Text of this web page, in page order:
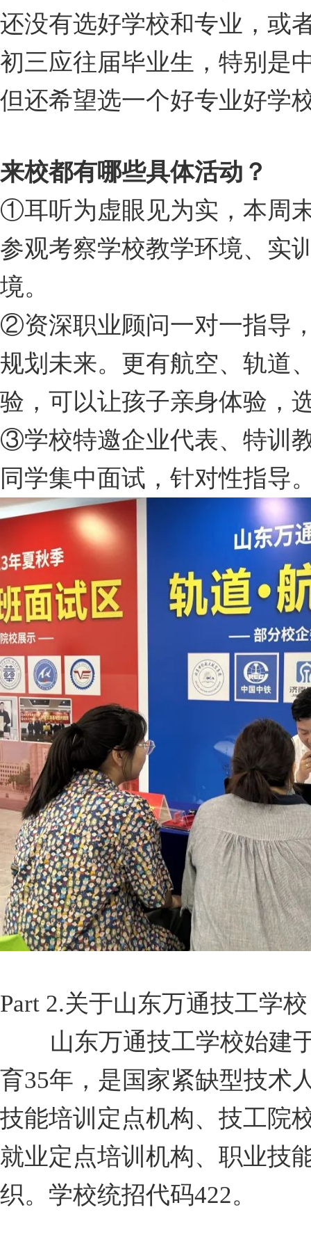
还没有选好学校和专业，或
初三应往届毕业生，特别是
但还希望选一个好专业好学
来校都有哪些具体活动？
①耳听为虚眼见为实，本周
参观考察学校教学环境、实
境。
②资深职业顾问一对一指导
规划未来。更有航空、轨道
验，可以让孩子亲身体验，
③学校特邀企业代表、特训
同学集中面试，针对性指导
Part 2.关于山东万通技工学校
山东万通技工学校始建于
育35年，是国家紧缺型技术
技能培训定点机构、技工院
就业定点培训机构、职业技
织。学校统招代码422。